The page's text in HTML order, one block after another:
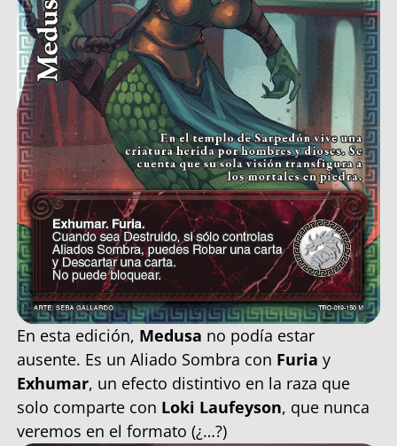
En esta edición, Medusa no podía estar
ausente. Es un Aliado Sombra con Furia y
Exhumar, un efecto distintivo en la raza que
solo comparte con Loki Laufeyson, que nunca
veremos en el formato (¿…?)